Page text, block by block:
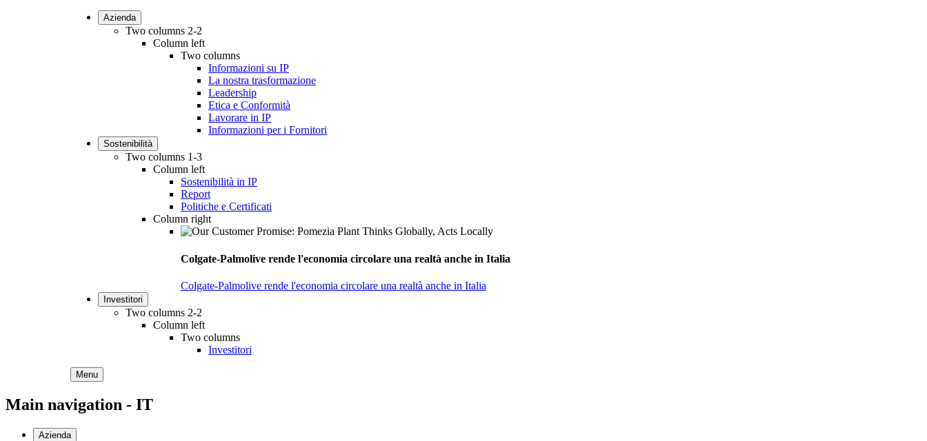
Azienda
Two columns 2-2
Column left
Two columns
Informazioni su IP
La nostra trasformazione
Leadership
Etica e Conformità
Lavorare in IP
Informazioni per i Fornitori
Sostenibilità
Two columns 1-3
Column left
Sostenibilità in IP
Report
Politiche e Certificati
Column right
Colgate-Palmolive rende l'economia circolare una realtà anche in Italia
Colgate-Palmolive rende l'economia circolare una realtà anche in Italia
Investitori
Two columns 2-2
Column left
Two columns
Investitori
Menu
Main navigation - IT
Azienda